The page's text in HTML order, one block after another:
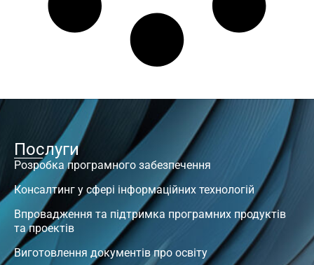
Послуги
Розробка програмного забезпечення
Консалтинг у сфері інформаційних технологій
Впровадження та підтримка програмних продуктів
та проектів
Виготовлення документів про освіту